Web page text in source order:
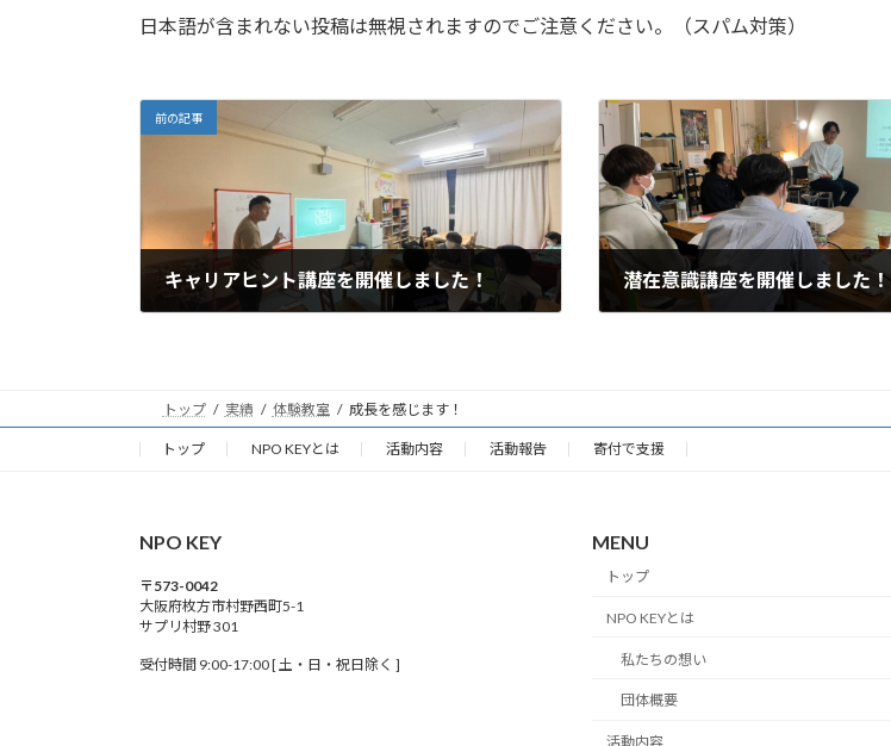
日本語が含まれない投稿は無視されますのでご注意ください。（スパム対策）
前の記事
キャリアヒント講座を開催しました！ 潜在意識講座を開催しました！
トップ 実績 体験教室 成長を感じます！
トップ NPO KEYとは 活動内容 活動報告 寄付で支援
NPO KEY
〒573-0042
大阪府枚方市村野西町5-1
サプリ村野 301
受付時間 9:00-17:00 [ 土・日・祝日除く ]
MENU
トップ
NPO KEYとは
私たちの想い
団体概要
活動内容